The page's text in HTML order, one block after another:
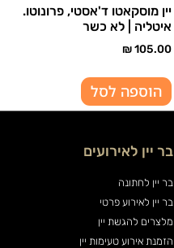
יין מוסקאטו ד'אסטי, פרונוטו.
איטליה | לא כשר
₪105.00
הוספה לסל
בר יין לאירועים
בר יין לחתונה
בר יין לאירוע פרטי
מלצרים להגשת יין
הזמנת אירוע טעימות יין